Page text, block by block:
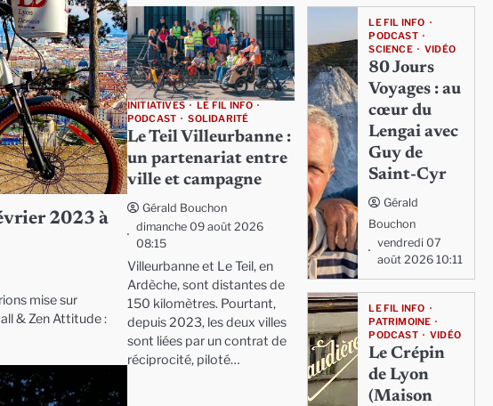
2023 à
mise sur
& Zen Attitude :
INITIATIVES
LE FIL INFO
PODCAST
SOLIDARITÉ
Le Teil Villeurbanne :
un partenariat entre
ville et campagne
Gérald Bouchon
dimanche 09 août 2026
08:15
Villeurbanne et Le Teil, en
Ardèche, sont distantes de
150 kilomètres. Pourtant,
depuis 2023, les deux villes
sont liées par un contrat de
réciprocité, piloté…
LE FIL INFO
PODCAST
SCIENCE
VIDÉO
80 Jours
Voyages : au
cœur du
Lengai avec
Guy de
Saint-Cyr
Gérald
Bouchon
vendredi 07
août 2026 10:11
LE FIL INFO
PATRIMOINE
PODCAST
VIDÉO
Le Crépin
de Lyon
(Maison